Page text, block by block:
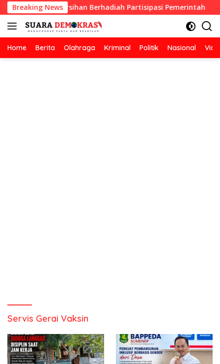
Langsung
ke
konten
Breaking News
Lomba Kebersihan Berhadiah Partisipasi Pemerintah
Home Berita Olahraga Kriminal Politik Nasional
Servis Gerai Vaksin